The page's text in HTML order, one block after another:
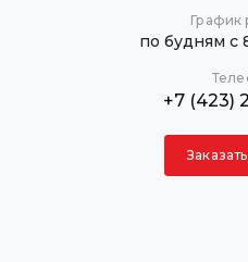
График
по будням с
+7 (423)